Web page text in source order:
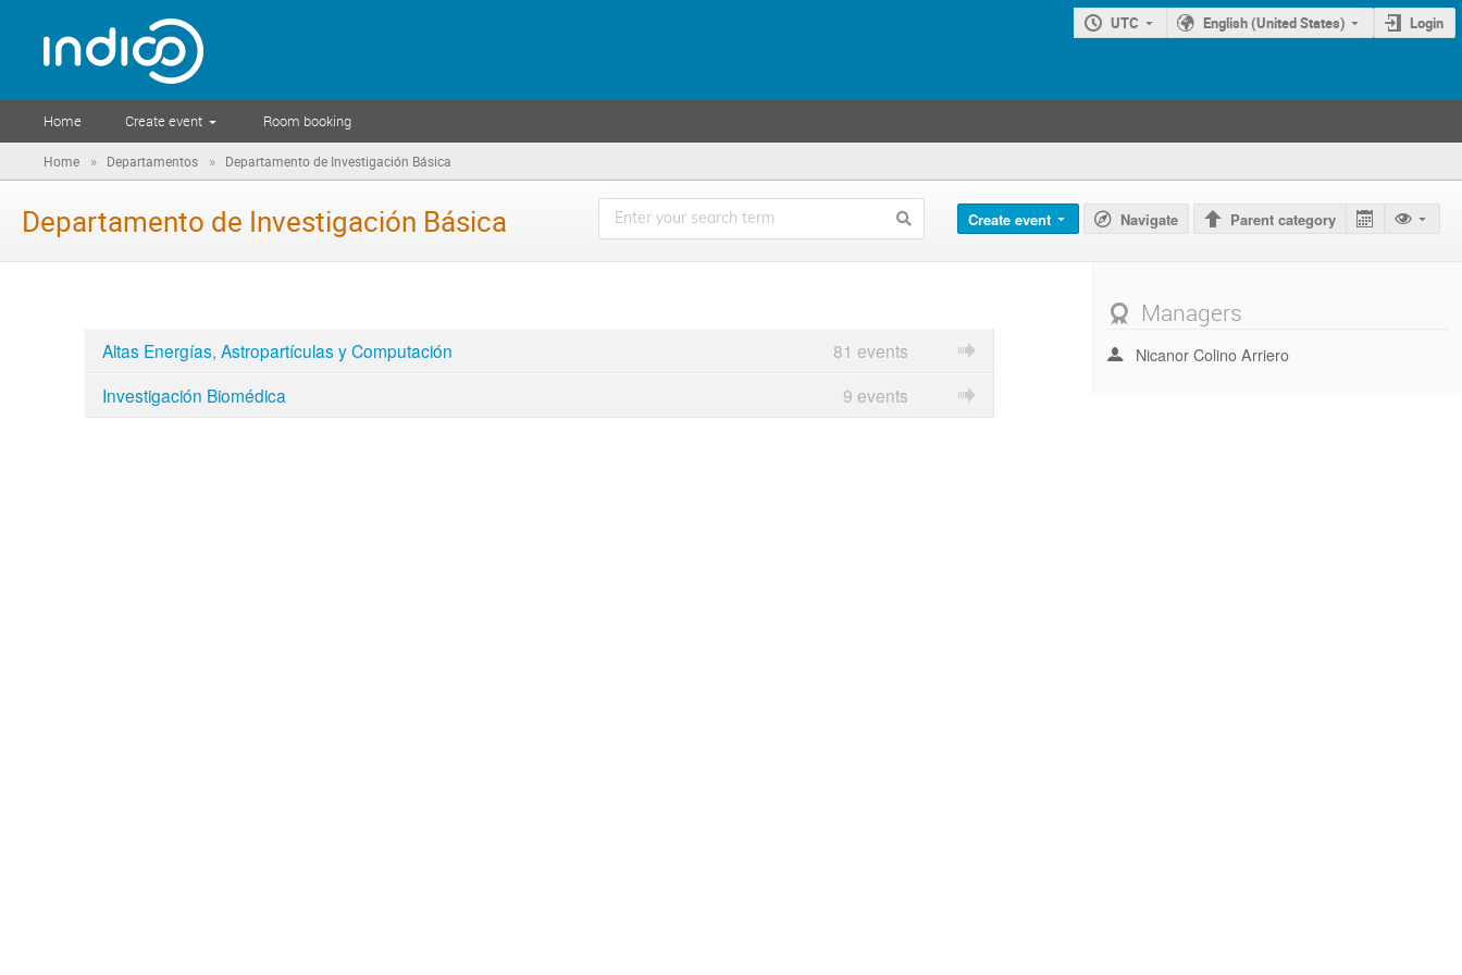
UTC English (United States) Login
Home Create event Room booking
Home » Departamentos » Departamento de Investigación Básica
Departamento de Investigación Básica Create event Navigate Parent category
Managers
Nicanor Colino Arriero
81 events
Altas Energías, Astropartículas y Computación
9 events
Investigación Biomédica